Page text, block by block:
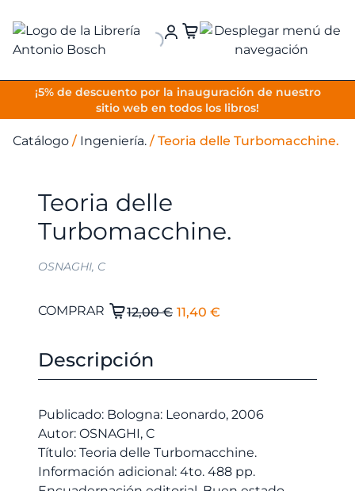
¡5% de descuento por la inauguración de nuestro
sitio web en todos los libros!
VOLVER
Catálogo / Ingeniería. / Teoria delle Turbomacchine.
Teoria delle
Turbomacchine.
OSNAGHI, C
12,00€ El
era:
11,40 €
es:
Teoria
cantidad
COMPRAR
Descripción
Publicado: Bologna: Leonardo, 2006
Autor: OSNAGHI, C
Título: Teoria delle Turbomacchine.
Información adicional: 4to. 488 pp.